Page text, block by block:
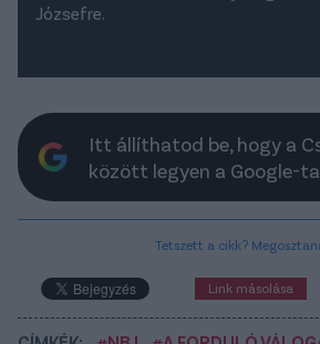
Józsefre.
Itt állíthatod be, hogy a
között legyen a Google-
Tetszett a cikk?
Link másolása